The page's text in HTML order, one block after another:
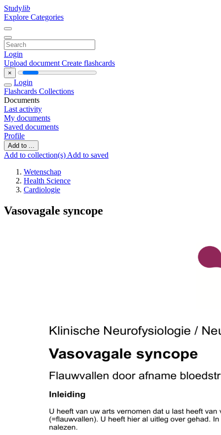
Studylib
Explore Categories
Login
Upload document Create flashcards
×
Login
Flashcards Collections
Documents
Last activity
My documents
Saved documents
Profile
Add to ...
Add to collection(s) Add to saved
Wetenschap
Health Science
Cardiologie
Vasovagale syncope